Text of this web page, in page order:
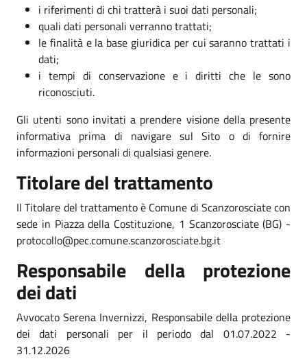
i riferimenti di chi tratterà i suoi dati personali;
quali dati personali verranno trattati;
le finalità e la base giuridica per cui saranno trattati i
dati;
i tempi di conservazione e i diritti che le sono
riconosciuti.
Gli utenti sono invitati a prendere visione della presente
informativa prima di navigare sul Sito o di fornire
informazioni personali di qualsiasi genere.
Titolare del trattamento
Il Titolare del trattamento è Comune di Scanzorosciate con
sede in Piazza della Costituzione, 1 Scanzorosciate (BG) -
protocollo@pec.comune.scanzorosciate.bg.it
Responsabile della protezione
dei dati
Avvocato Serena Invernizzi, Responsabile della protezione
dei dati personali per il periodo dal 01.07.2022 -
31.12.2026